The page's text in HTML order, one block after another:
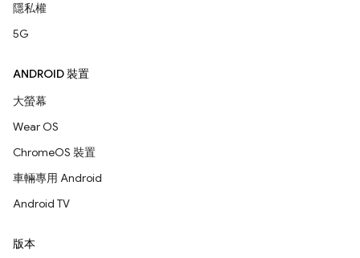
隱私權
5G
ANDROID 裝置
大螢幕
Wear OS
ChromeOS 裝置
車輛專用 Android
Android TV
版本